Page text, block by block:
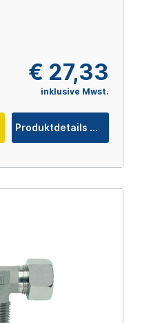
€ 27,33
inklusive Mwst.
Produktdetails